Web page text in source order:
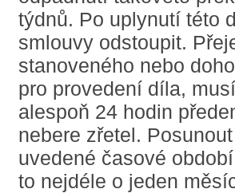
týdnů. Po uplynutí této
smlouvy odstoupit.
stanoveného nebo
pro provedení díla,
alespoň 24 hodin
nebere zřetel.
uvedené časové
to nejdéle o jeden